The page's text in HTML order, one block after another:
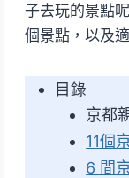
子去玩的景點
個景點，以及
目錄
京都
11個
6 間